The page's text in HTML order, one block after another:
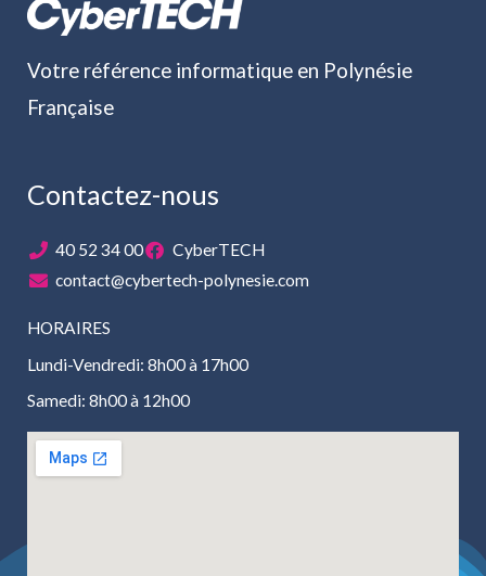
Votre référence informatique en Polynésie
Française
Contactez-nous
40 52 34 00
CyberTECH
contact@cybertech-polynesie.com
HORAIRES
Lundi-Vendredi: 8h00 à 17h00
Samedi: 8h00 à 12h00